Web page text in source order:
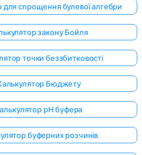
спрощення булевої алгебри
закону Бойля
точки беззбитковості
Бюджету
pH буфера
буферних розчинів